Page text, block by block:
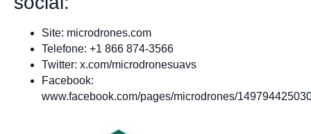
Site: microdrones.com
Telefone: +1 866 874-3566
Twitter: x.com/microdronesuavs
Facebook:
www.facebook.com/pages/microdrones/